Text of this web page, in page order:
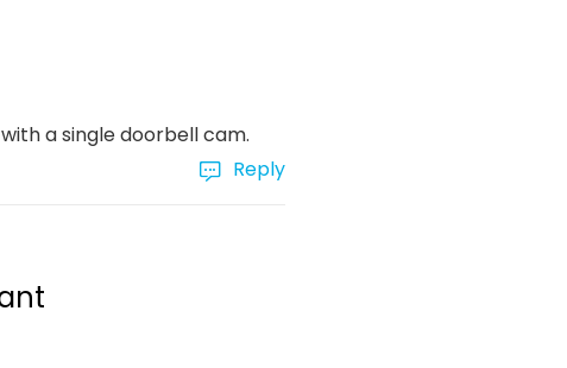
a single doorbell cam.
Reply